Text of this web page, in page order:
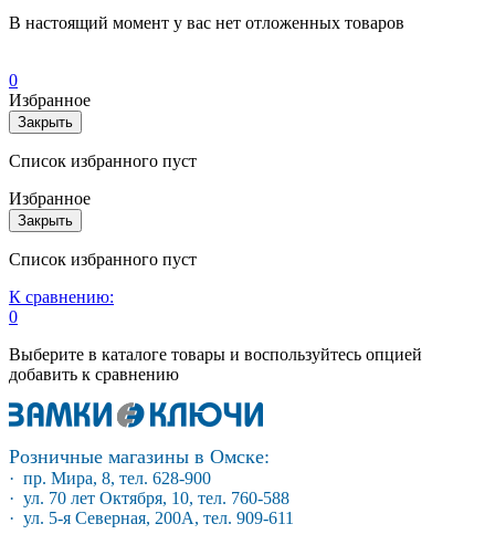
В настоящий момент у вас нет отложенных товаров
0
Избранное
Закрыть
Список избранного пуст
Избранное
Закрыть
Список избранного пуст
К сравнению:
0
Выберите в каталоге товары и воспользуйтесь опцией
добавить к сравнению
Розничные магазины в Омске:
· пр. Мира, 8, тел. 628-900
· ул. 70 лет Октября, 10, тел. 760-588
· ул. 5-я Северная, 200А, тел. 909-611